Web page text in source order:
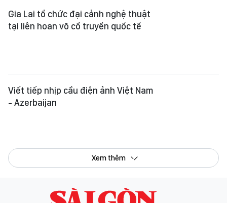
Gia Lai tổ chức đại cảnh nghệ thuật
tại liên hoan võ cổ truyền quốc tế
Viết tiếp nhịp cầu điện ảnh Việt Nam
- Azerbaijan
Xem thêm